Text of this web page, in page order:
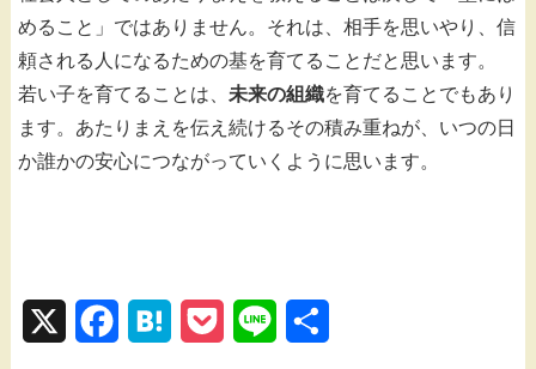
めること」ではありません。それは、相手を思いやり、信
頼される人になるための基を育てることだと思います。
若い子を育てることは、 未来の組織を育てることでもあり
ます。あたりまえを伝え続けるその積み重ねが、いつの日
か誰かの安心につながっていくように思います。